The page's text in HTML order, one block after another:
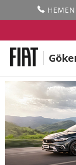
TÜM MODELLER